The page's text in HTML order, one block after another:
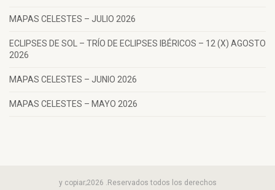
MAPAS CELESTES – JULIO 2026
ECLIPSES DE SOL – TRÍO DE ECLIPSES IBÉRICOS – 12 (X) AGOSTO
2026
MAPAS CELESTES – JUNIO 2026
MAPAS CELESTES – MAYO 2026
y copiar;2026 .Reservados todos los derechos